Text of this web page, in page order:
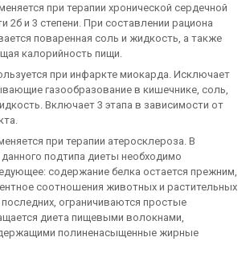
при терапии хронической сердечной
2б и 3 степени. При составлении рациона
поваренная соль и жидкость, а также
калорийность пищи.
при инфаркте миокарда. Исключает
газообразование в кишечнике, соль,
Включает 3 этапа в зависимости от
при терапии атеросклероза. В
данного подтипа диеты необходимо
содержание белка остается прежним,
соотношения животных и растительных
ограничиваются простые
диета пищевыми волокнами,
полиненасыщенные жирные